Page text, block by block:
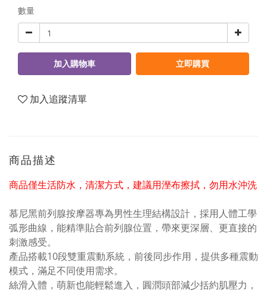
數量
加入購物車 立即購買
加入追蹤清單
商品描述
商品僅生活防水，清潔方式，建議用溼布擦拭，勿用水沖洗
慕尼黑前列腺按摩器專為男性生理結構設計，採用人體工學
弧形曲線，能精準貼合前列腺位置，帶來更深層、更直接的
刺激感受。
產品搭載10段雙重震動系統，前後同步作用，提供多種震動
模式，滿足不同使用需求。
絲滑入體，萌新也能輕鬆進入，圓潤頭部減少括約肌壓力，